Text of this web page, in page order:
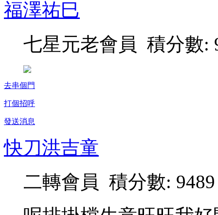
福澤祐巳
七星元老會員 積分數:
去串個門
打個招呼
發送消息
快刀洪吉童
二轉會員 積分數: 9489